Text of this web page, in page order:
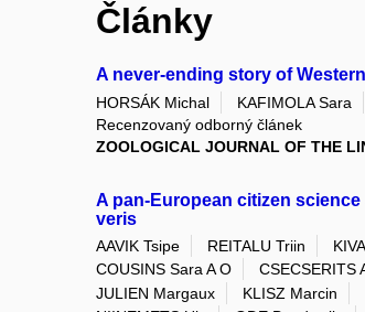
Články
A never-ending story of
HORSÁK Michal KAFIMOLA Sara
Recenzovaný odborný článek
ZOOLOGICAL JOURNAL OF THE
A pan-European citizen
veris
AAVIK Tsipe REITALU Triin
COUSINS Sara A O
CSECSERITS
JULIEN Margaux
KLISZ Marcin